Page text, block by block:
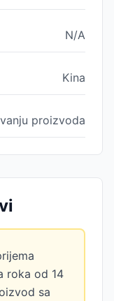
N/A
Kina
proizvoda
roka od 14
sa